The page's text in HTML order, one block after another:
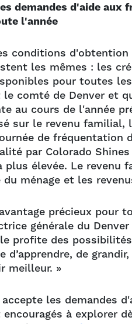
demandes d'aide aux
l'année
conditions
les mêmes : les
pour toutes
le comté de Denver et
au cours de l'année
sur le revenu familial,
de fréquentation
par Colorado
élevée. Le revenu
ménage et les
précieux pour
générale du Denver
profite des
d’apprendre, de
meilleur. »
les demandes
à explorer